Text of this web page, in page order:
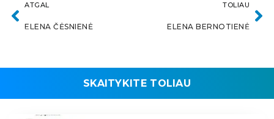
ATGAL
ELENA ČĖSNIENĖ
TOLIAU
ELENA BERNOTIENĖ
SKAITYKITE TOLIAU